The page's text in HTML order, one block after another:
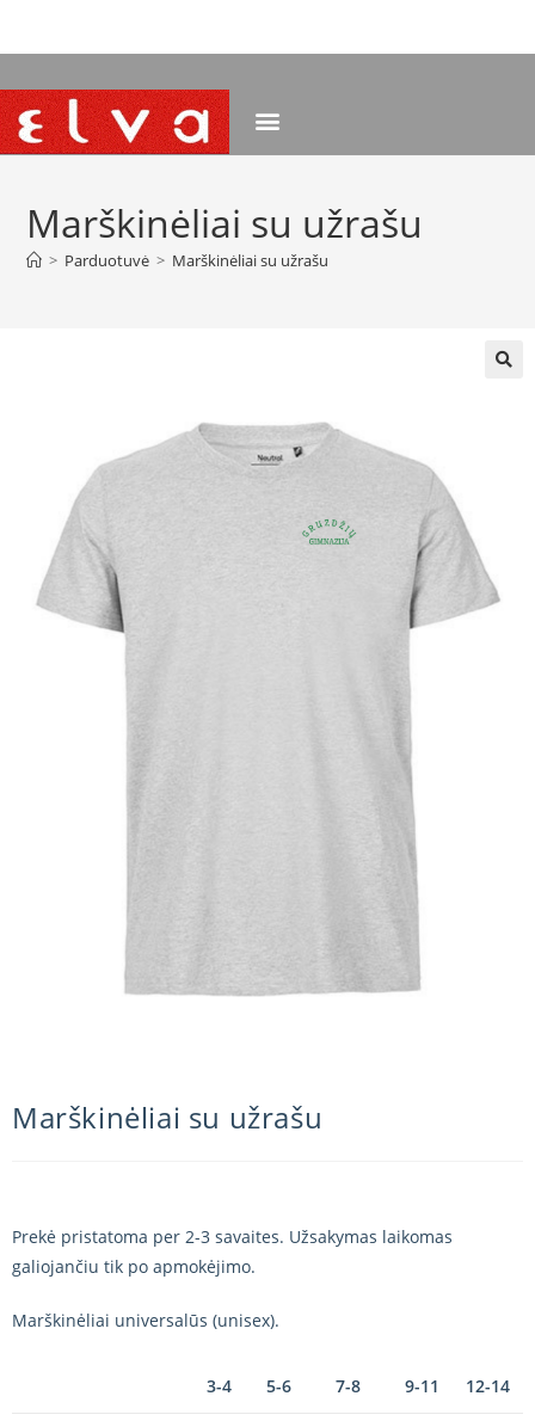
Marškinėliai su užrašu
> Parduotuvė > Marškinėliai su užrašu
Marškinėliai su užrašu
Prekė pristatoma per 2-3 savaites. Užsakymas laikomas
galiojančiu tik po apmokėjimo.
Marškinėliai universalūs (unisex).
3-4 5-6 7-8 9-11 12-14